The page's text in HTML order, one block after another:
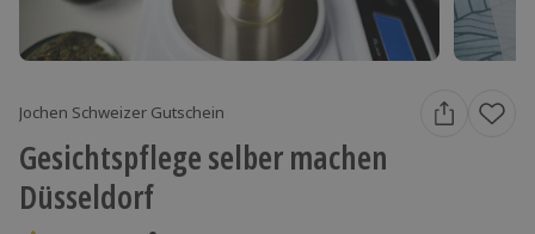
Jochen Schweizer Gutschein
Gesichtspflege selber machen
Düsseldorf